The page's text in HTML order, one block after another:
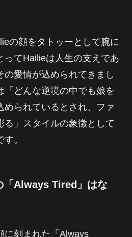
の顔をタトゥーとして腕に
ってHailieは人生の支えであ
の愛情が込められてきまし
「どんな逆境の中でも娘を
められているとされ、ファ
る」スタイルの象徴として
。
「Always Tired」はな
に刻まれた「Always